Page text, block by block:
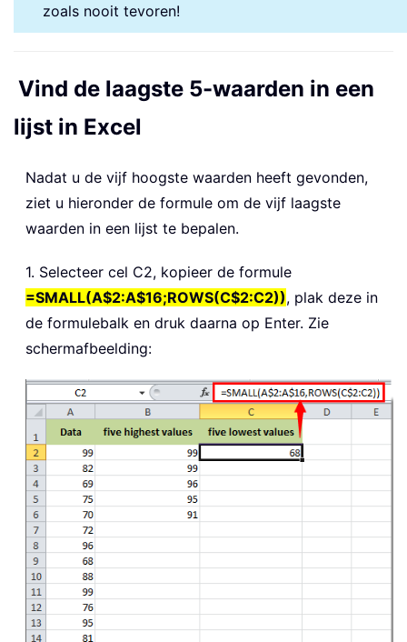
zoals nooit tevoren!
Vind de laagste 5-waarden in een
lijst in Excel
Nadat u de vijf hoogste waarden heeft gevonden,
ziet u hieronder de formule om de vijf laagste
waarden in een lijst te bepalen.
1. Selecteer cel C2, kopieer de formule
=SMALL(A$2:A$16;ROWS(C$2:C2)), plak deze in
de formulebalk en druk daarna op Enter. Zie
schermafbeelding: